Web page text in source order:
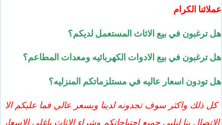
عملائنا الكرام
هل ترغبون في بيع الاثاث المستعمل لديكم؟
هل ترغبون في بيع الادوات الكهربائيه ومعدات المطاعم؟
هل تودون اسعار عاليه في مستلزماتكم المنزليه؟
كل ذلك واكثر سوف تجدونه لدينا وبسعر عالي فما عليكم الا
الاتصال بنا لنلبي جميع احتياجاتكم وشراء الاثاث باغلي الاسعار